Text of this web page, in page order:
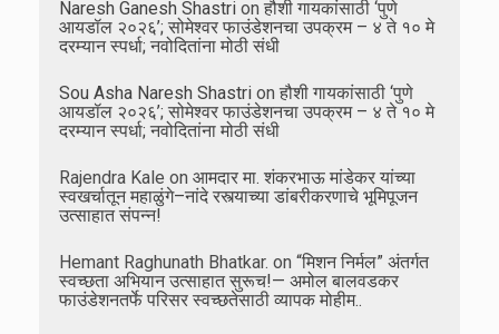
Naresh Ganesh Shastri on हौशी गायकांसाठी ‘पुणे
आयडॉल २०२६’; सोमेश्वर फाउंडेशनचा उपक्रम – ४ ते १० मे
दरम्यान स्पर्धा; नवोदितांना मोठी संधी
Sou Asha Naresh Shastri on हौशी गायकांसाठी ‘पुणे
आयडॉल २०२६’; सोमेश्वर फाउंडेशनचा उपक्रम – ४ ते १० मे
दरम्यान स्पर्धा; नवोदितांना मोठी संधी
Rajendra Kale on आमदार मा. शंकरभाऊ मांडेकर यांच्या
स्वखर्चातून महाळुंगे–नांदे रस्त्याच्या डांबरीकरणाचे भूमिपूजन
उत्साहात संपन्न!
Hemant Raghunath Bhatkar. on “मिशन निर्मल” अंतर्गत
स्वच्छता अभियान उत्साहात सुरूच!— अमोल बालवडकर
फाउंडेशनतर्फे परिसर स्वच्छतेसाठी व्यापक मोहीम..